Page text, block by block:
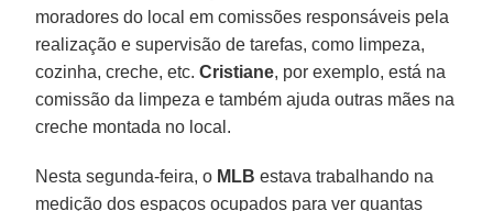
moradores do local em comissões responsáveis pela
realização e supervisão de tarefas, como limpeza,
cozinha, creche, etc.Cristiane, por exemplo, está na
comissão da limpeza e também ajuda outras mães na
creche montada no local.
Nesta segunda-feira, o MLB estava trabalhando na
medição dos espaços ocupados para ver quantas